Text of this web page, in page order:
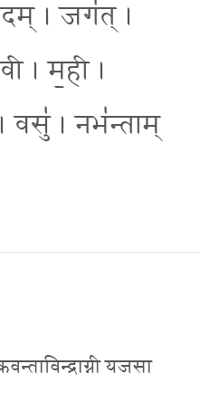
। जग॑त् ।
। म॒ही ।
वसु॑ । नभ॑न्ताम्
यजसा